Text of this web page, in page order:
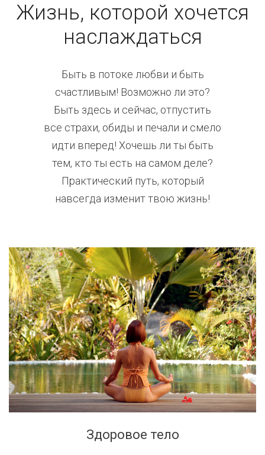
Жизнь, которой хочется
наслаждаться
Быть в потоке любви и быть
счастливым! Возможно ли это?
Быть здесь и сейчас, отпустить
все страхи, обиды и печали и смело
идти вперед! Хочешь ли ты быть
тем, кто ты есть на самом деле?
Практический путь, который
навсегда изменит твою жизнь!
Здоровое тело